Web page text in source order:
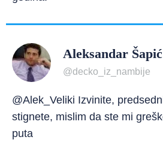
Aleksandar Šapić
@decko_iz_nambije
@Alek_Veliki Izvinite,
stignete, mislim da ste mi
puta